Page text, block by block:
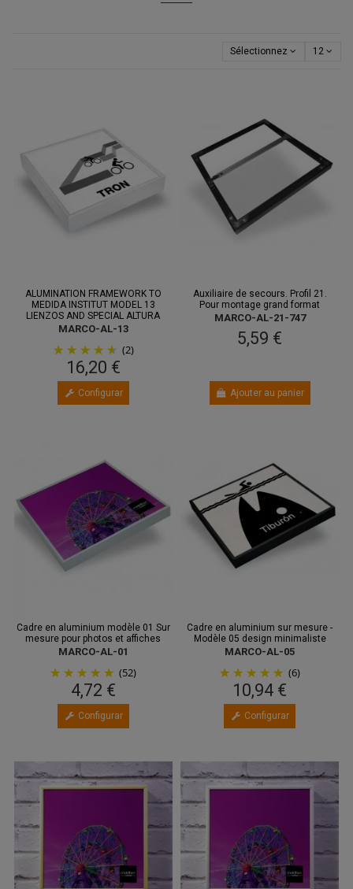
Sélectionnez 12
ALUMINATION FRAMEWORK TO
MEDIDA INSTITUT MODEL 13
LIENZOS AND SPECIAL ALTURA
MARCO-AL-13
(2)
16,20 €
Configurar
Auxiliaire de secours. Profil 21.
Pour montage grand format
MARCO-AL-21-747
5,59 €
Ajouter au panier
Cadre en aluminium modèle 01 Sur
mesure pour photos et affiches
MARCO-AL-01
(52)
4,72 €
Configurar
Cadre en aluminium sur mesure -
Modèle 05 design minimaliste
MARCO-AL-05
(6)
10,94 €
Configurar